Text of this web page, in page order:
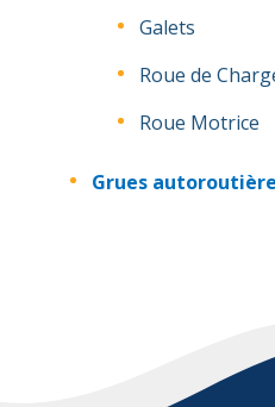
Galets
Roue de
Roue Motrice
Grues